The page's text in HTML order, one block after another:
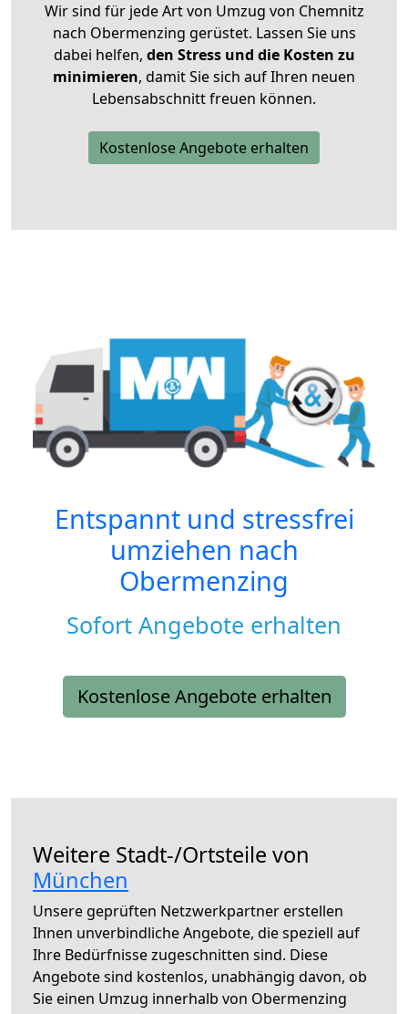
Wir sind für jede Art von Umzug von Chemnitz
nach Obermenzing gerüstet. Lassen Sie uns
dabei helfen, den Stress und die Kosten zu
minimieren, damit Sie sich auf Ihren neuen
Lebensabschnitt freuen können.
Kostenlose Angebote erhalten
Entspannt und stressfrei
umziehen nach
Obermenzing
Sofort Angebote erhalten
Kostenlose Angebote erhalten
Weitere Stadt-/Ortsteile von
München
Unsere geprüften Netzwerkpartner erstellen
Ihnen unverbindliche Angebote, die speziell auf
Ihre Bedürfnisse zugeschnitten sind. Diese
Angebote sind kostenlos, unabhängig davon, ob
Sie einen Umzug innerhalb von Obermenzing